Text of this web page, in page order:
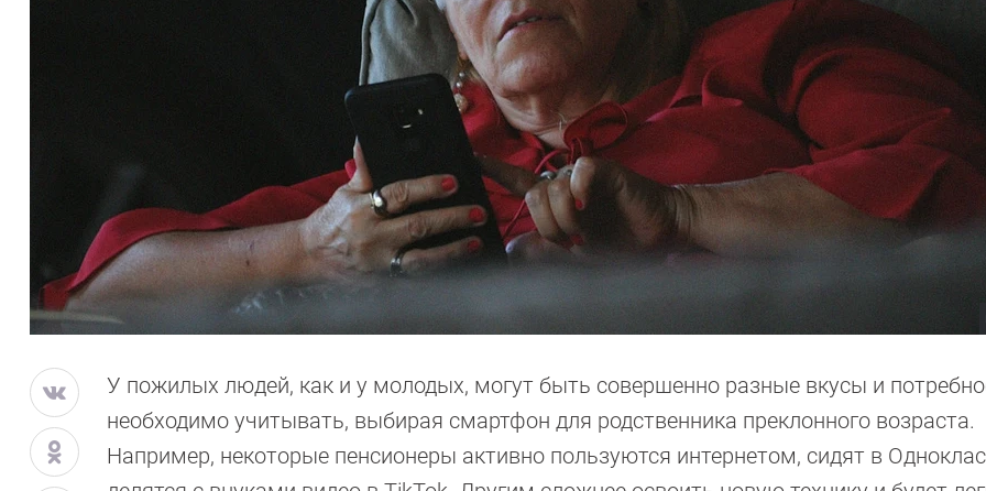
У пожилых людей, как и у молодых, могут быть совершенно разные вкусы и
необходимо учитывать, выбирая смартфон для родственника преклонного возраста.
Например, некоторые пенсионеры активно пользуются интернетом, сидят в